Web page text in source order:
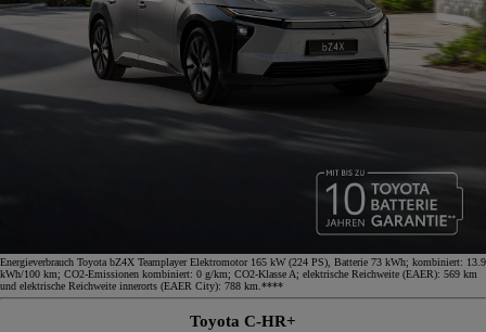
Energieverbrauch Toyota bZ4X Teamplayer Elektromotor 165 kW (224 PS), Batterie 73 kWh; kombiniert: 13.9
kWh/100 km; CO2-Emissionen kombiniert: 0 g/km; CO2-Klasse A; elektrische Reichweite (EAER): 569 km
und elektrische Reichweite innerorts (EAER City): 788 km.****
Toyota C-HR+